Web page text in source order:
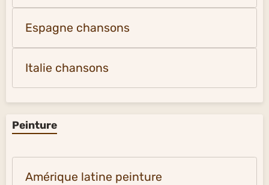
Espagne chansons
Italie chansons
Peinture
Amérique latine peinture